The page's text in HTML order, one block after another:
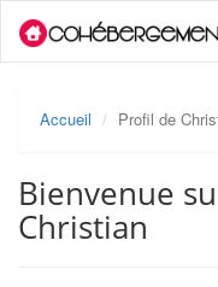
Accueil Profil de
Bienvenue
Christian